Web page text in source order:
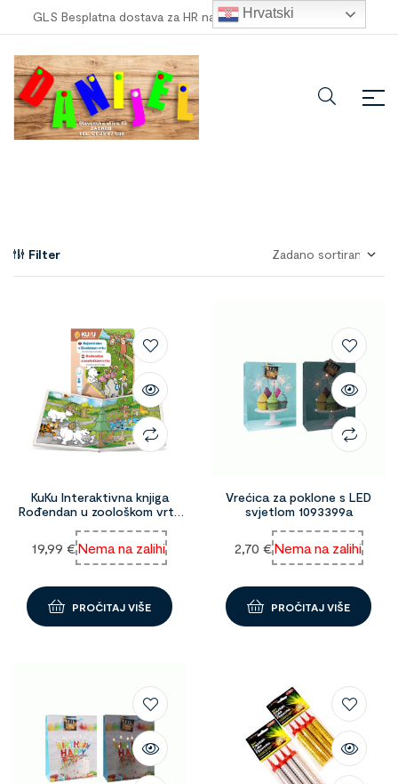
GLS Besplatna dostava za HR narudžbe veće od 100,00 €
Filter
KuKu Interaktivna knjiga
Rođendan u zoološkom vrtu
19,99 €Nema na zalihi
PROČITAJ VIŠE
Vrećica za poklone s LED
svjetlom 1093399a
2,70 €Nema na zalihi
PROČITAJ VIŠE
Hrvatski